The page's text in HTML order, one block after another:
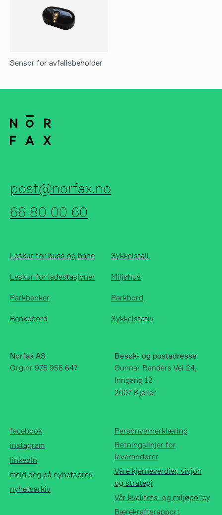
linkedIn
meld deg på
nyhetsbrev
nyhetsarkiv
Sensor for avfallsbeholder
post@norfax.no
66 80 00 60
Leskur for buss og bane Sykkelstall
Leskur for ladestasjoner Miljøhus
Parkbenker Parkbord
Benkebord Sykkelstativ
Norfax AS
Org.nr 975 958 647
Besøk- og postadresse
Gunnar Randers Vei 24,
Inngang 12
2007 Kjeller
facebook
instagram
linkedIn
meld deg på nyhetsbrev
nyhetsarkiv
Personvernerklæring
Retningslinjer for
leverandører
Våre kjerneverdier, visjon
og strategi
Vår kvalitets- og miljøpolicy
Bærekraftsrapport